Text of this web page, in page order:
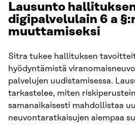
Lausunto
digipalvelulain 6 a
muuttamiseksi
Sitra tukee hallituksen
hyödyntämistä
palvelujen uudistamisessa.
tarkastelee, miten
samanaikaisesti mahdollistaa
neuvontaratkaisujen aiempaa